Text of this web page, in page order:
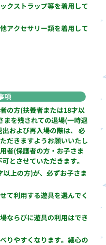
クストラップ等を着用して
アクセサリー類を着用して
項
の方(扶養者または18才以
まを残されての退場(一時退
および再入場の際は、 必
だきますようお願いいたし
者(保護者の方・お子さま
とさせていただきます。
上の方)が、必ずお子さま
て利用する遊具を選んでく
ならびに遊具の利用はでき
りやすくなります。細心の